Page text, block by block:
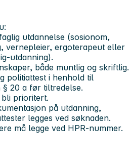
utdannelse (sosionom,
vernepleier, ergoterapeut eller
utdanning).
både muntlig og skriftlig.
politiattest i henhold til
20 a før tiltredelse.
prioritert.
på utdanning,
legges ved søknaden.
må legge ved HPR-nummer.